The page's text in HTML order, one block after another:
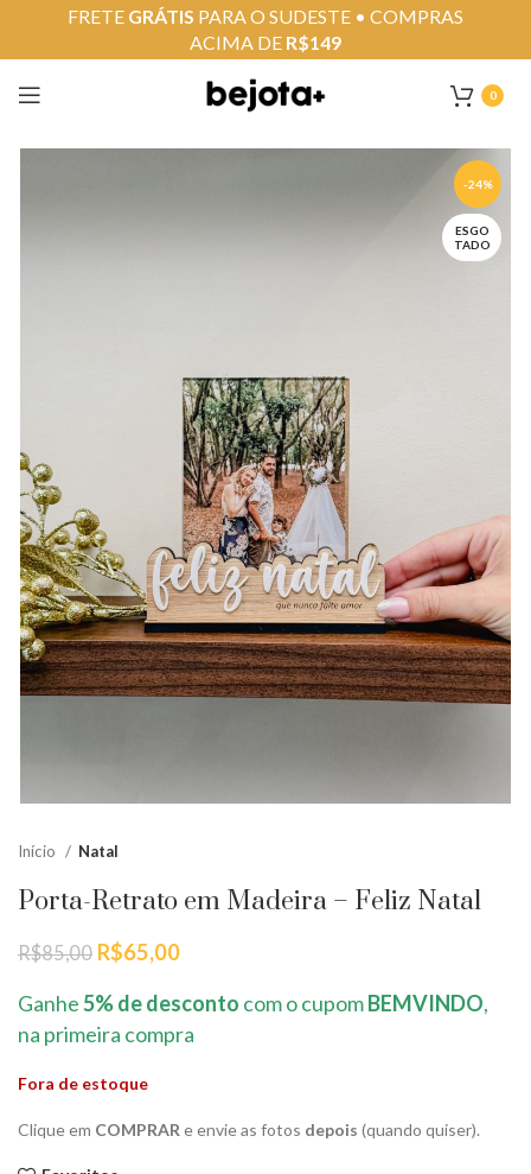
0
-24%
ESGO
TADO
Início Natal
Porta-Retrato em Madeira – Feliz Natal
R$85,00 O
original
era:
R$85,00.
R$65,00O
atual
é:
R$65,00.
Ganhe5% de desconto com o cupomBEMVINDO,
na primeira compra
Fora de estoque
Clique em COMPRAR e envie as fotos depois (quando quiser).
FRETE GRÁTIS PARA O SUDESTE • COMPRAS
ACIMA DE R$149